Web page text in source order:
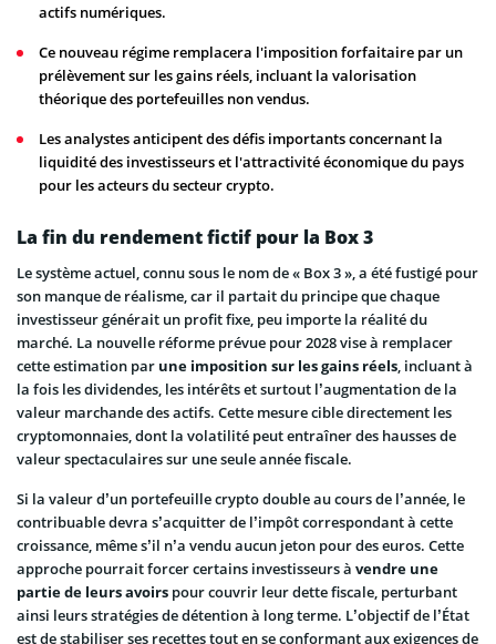
actifs numériques.
Ce nouveau régime remplacera l'imposition forfaitaire par un
prélèvement sur les gains réels, incluant la valorisation
théorique des portefeuilles non vendus.
Les analystes anticipent des défis importants concernant la
liquidité des investisseurs et l'attractivité économique du pays
pour les acteurs du secteur crypto.
La fin du rendement fictif pour la Box 3
Le système actuel, connu sous le nom de « Box 3 », a été fustigé pour
son manque de réalisme, car il partait du principe que chaque
investisseur générait un profit fixe, peu importe la réalité du
marché. La nouvelle réforme prévue pour 2028 vise à remplacer
cette estimation par une imposition sur les gains réels , incluant à
la fois les dividendes, les intérêts et surtout l’augmentation de la
valeur marchande des actifs. Cette mesure cible directement les
cryptomonnaies, dont la volatilité peut entraîner des hausses de
valeur spectaculaires sur une seule année fiscale.
Si la valeur d’un portefeuille crypto double au cours de l’année, le
contribuable devra s’acquitter de l’impôt correspondant à cette
croissance, même s’il n’a vendu aucun jeton pour des euros. Cette
approche pourrait forcer certains investisseurs à vendre une
partie de leurs avoirs pour couvrir leur dette fiscale, perturbant
ainsi leurs stratégies de détention à long terme. L’objectif de l’État
est de stabiliser ses recettes tout en se conformant aux exigences de